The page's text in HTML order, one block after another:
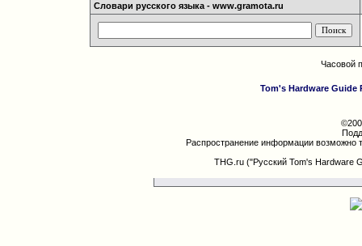
Словари русского языка - www.gramota.ru
Часовой
Tom's Hardware Guide
Распространение информации возможно
THG.ru ("Русский Tom's Hardware